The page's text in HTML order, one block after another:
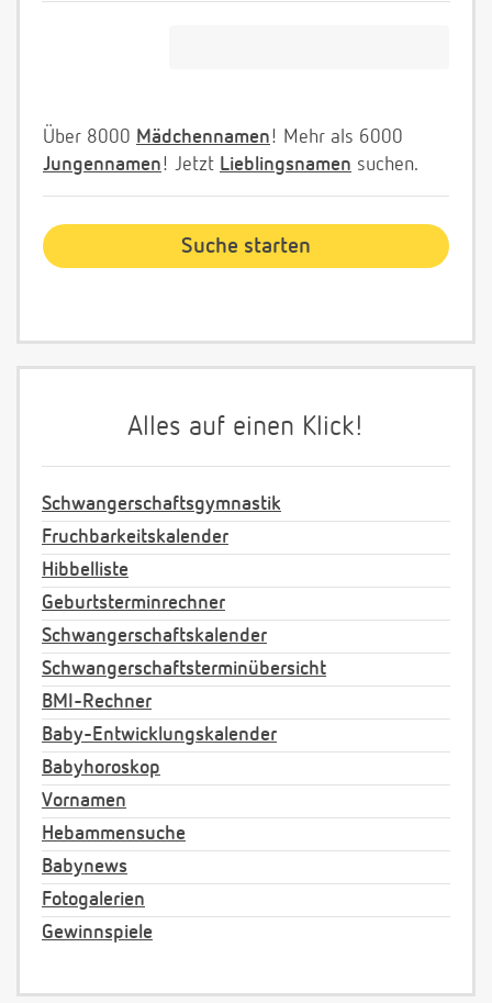
Über 8000 Mädchennamen! Mehr als 6000
Jungennamen! Jetzt Lieblingsnamen suchen.
Alles auf einen Klick!
Schwangerschaftsgymnastik
Fruchbarkeitskalender
Hibbelliste
Geburtsterminrechner
Schwangerschaftskalender
Schwangerschaftsterminübersicht
BMI-Rechner
Baby-Entwicklungskalender
Babyhoroskop
Vornamen
Hebammensuche
Babynews
Fotogalerien
Gewinnspiele